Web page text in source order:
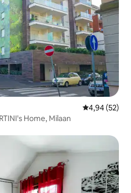
Gemiddelde
4,94 (52)
Home, Milaan